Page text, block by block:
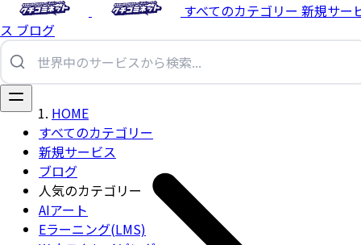
すべてのカテゴリー 新規サー
ス ブログ
すべてのカテゴリー
新規サービス
ブログ
人気のカテゴリー
AIアート
Eラーニング(LMS)
HOME